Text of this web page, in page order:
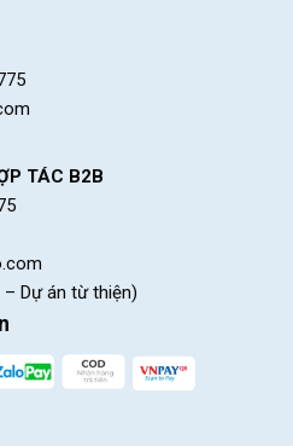
TÁC B2B
Dự án từ thiện)